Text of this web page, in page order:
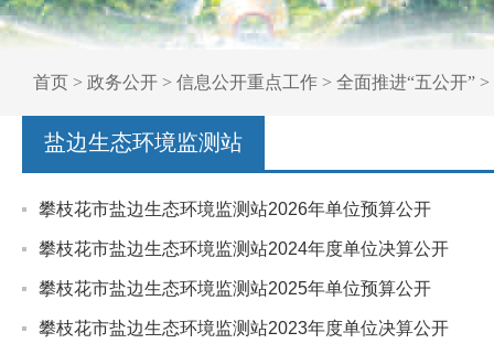
首页 > 政务公开 > 信息公开重点工作 > 全面推进“五公开” >
盐边生态环境监测站
攀枝花市盐边生态环境监测站2026年单位预算公开
攀枝花市盐边生态环境监测站2024年度单位决算公开
攀枝花市盐边生态环境监测站2025年单位预算公开
攀枝花市盐边生态环境监测站2023年度单位决算公开